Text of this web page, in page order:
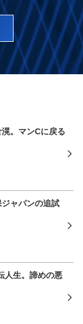
。マンCに戻る
ャパンの追試
人生。諦めの悪